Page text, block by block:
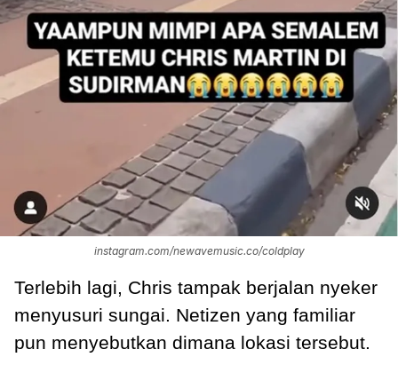
instagram.com/newavemusic.co/coldplay
Terlebih lagi, Chris tampak berjalan nyeker
menyusuri sungai. Netizen yang familiar
pun menyebutkan dimana lokasi tersebut.